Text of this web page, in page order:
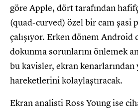
göre Apple, dört tarafından
(quad-curved) özel bir cam şasi
çalışıyor. Erken dönem Android
dokunma sorunlarını önlemek
bu kavisler, ekran kenarlarından
hareketlerini kolaylaştıracak.
Ekran analisti Ross Young ise